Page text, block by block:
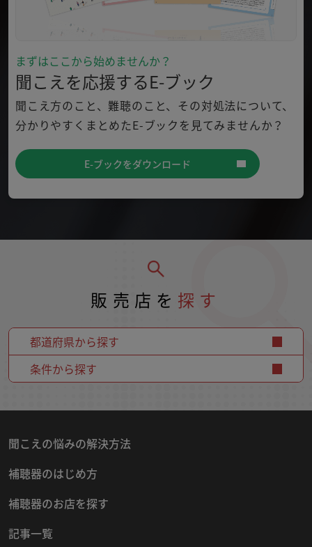
まずはここから始めませんか？
聞こえを応援するE-ブック
聞こえ方のこと、難聴のこと、その対処法について、
分かりやすくまとめたE-ブックを見てみませんか？
E-ブックをダウンロード
販売店を 探す
都道府県から探す
条件から探す
聞こえの悩みの解決方法
補聴器のはじめ方
補聴器のお店を探す
記事一覧